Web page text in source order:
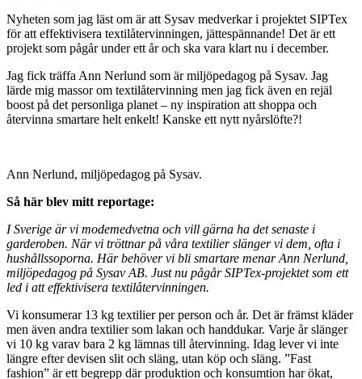
Nyheten som jag läst om är att Sysav medverkar i projektet SIPTex
för att effektivisera textilåtervinningen, jättespännande! Det är ett
projekt som pågår under ett år och ska vara klart nu i december.
Jag fick träffa Ann Nerlund som är miljöpedagog på Sysav. Jag
lärde mig massor om textilåtervinning men jag fick även en rejäl
boost på det personliga planet – ny inspiration att shoppa och
återvinna smartare helt enkelt! Kanske ett nytt nyårslöfte?!
Ann Nerlund, miljöpedagog på Sysav.
Så här blev mitt reportage:
I Sverige är vi modemedvetna och vill gärna ha det senaste i
garderoben. När vi tröttnar på våra textilier slänger vi dem, ofta i
hushållssoporna. Här behöver vi bli smartare menar Ann Nerlund,
miljöpedagog på Sysav AB. Just nu pågår SIPTex-projektet som ett
led i att effektivisera textilåtervinningen.
Vi konsumerar 13 kg textilier per person och år. Det är främst kläder
men även andra textilier som lakan och handdukar. Varje år slänger
vi 10 kg varav bara 2 kg lämnas till återvinning. Idag lever vi inte
längre efter devisen slit och släng, utan köp och släng. ”Fast
fashion” är ett begrepp där produktion och konsumtion har ökat,